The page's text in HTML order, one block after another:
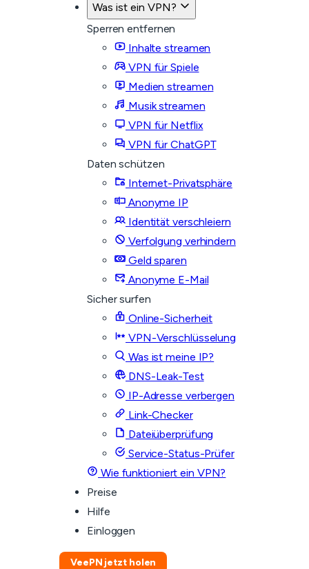
Was ist ein VPN?
Sperren entfernen
Inhalte streamen
VPN für Spiele
Medien streamen
Musik streamen
VPN für Netflix
VPN für ChatGPT
Daten schützen
Internet-Privatsphäre
Anonyme IP
Identität verschleiern
Verfolgung verhindern
Geld sparen
Anonyme E-Mail
Sicher surfen
Online-Sicherheit
VPN-Verschlüsselung
Was ist meine IP?
DNS-Leak-Test
IP-Adresse verbergen
Link-Checker
Dateiüberprüfung
Service-Status-Prüfer
Wie funktioniert ein VPN?
Preise
Hilfe
Einloggen
VeePN jetzt holen